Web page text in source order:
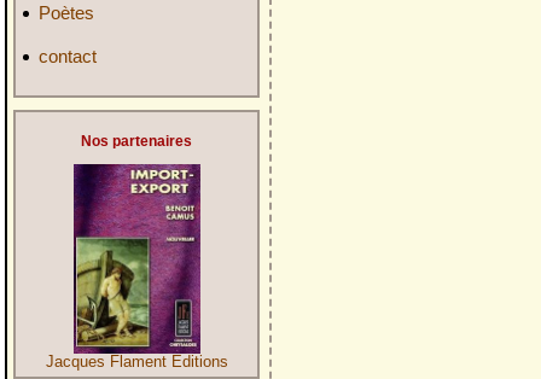
Poètes
contact
Nos partenaires
Jacques Flament Editions